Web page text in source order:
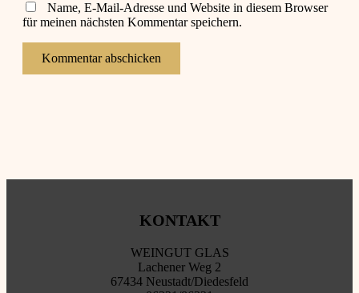
Name, E-Mail-Adresse und Website in diesem Browser
für meinen nächsten Kommentar speichern.
KONTAKT
WEINGUT GLAS
Lachener Weg 2
67434 Neustadt/Diedesfeld